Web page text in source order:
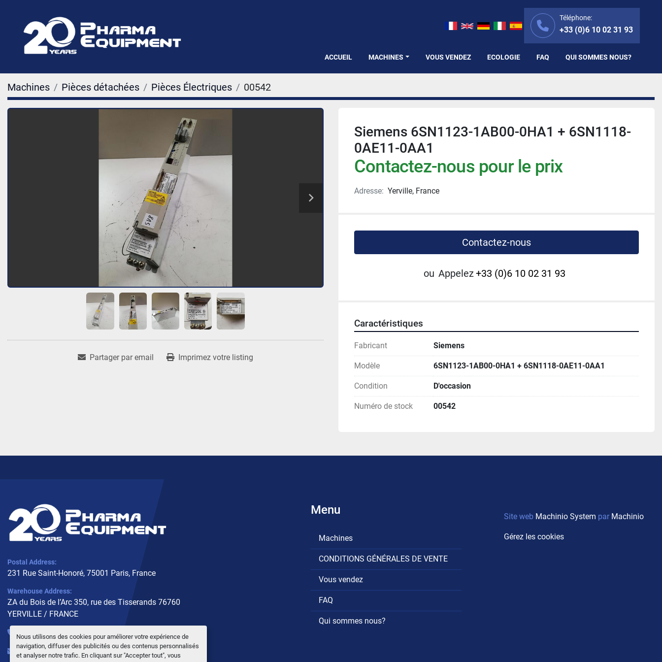
Nous utilisons des cookies pour améliorer votre expérience de
navigation, diffuser des publicités ou des contenus personnalisés
et analyser notre trafic. En cliquant sur "Accepter tout", vous
Téléphone:
+33 (0)6 10 02 31 93
ACCUEIL MACHINES VOUS VENDEZ ECOLOGIE FAQ QUI SOMMES NOUS?
Machines Pièces détachées Pièces Électriques 00542
Partager par email Imprimez votre listing
Siemens 6SN1123-1AB00-0HA1 + 6SN1118-
0AE11-0AA1
Contactez-nous pour le prix
Adresse: Yerville, France
Contactez-nous
ou Appelez+33 (0)6 10 02 31 93
Caractéristiques
Fabricant Siemens
Modèle 6SN1123-1AB00-0HA1 + 6SN1118-0AE11-0AA1
Condition D'occasion
Numéro de stock 00542
Postal Address:
231 Rue Saint-Honoré, 75001 Paris, France
Warehouse Address:
ZA du Bois de l’Arc 350, rue des Tisserands 76760
YERVILLE / FRANCE
+33 (0)6 10 02 31 93
info@pharmaequipment.fr
Menu
Machines
CONDITIONS GÉNÉRALES DE VENTE
Vous vendez
FAQ
Qui sommes nous?
Site web Machinio System par Machinio
Gérez les cookies